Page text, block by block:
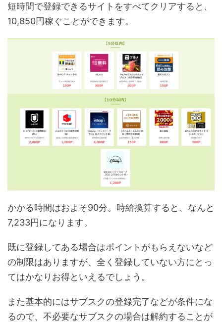
短時間で登録できるサイトをすべてクリアすると、
10,850円稼ぐことができます。
かかる時間はおよそ90分。時給換算すると、なんと
7,233円になります。
既に登録してある場合はポイントがもらえないなど
の制限はありますが、全く登録していない方にとっ
てはかなりお得といえるでしょう。
また基本的にはサブスクの登録完了などが条件にな
るので、不必要なサブスクの場合は解約することが